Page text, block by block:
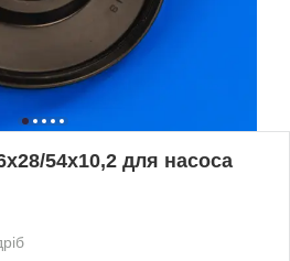
54х10,2 для насоса